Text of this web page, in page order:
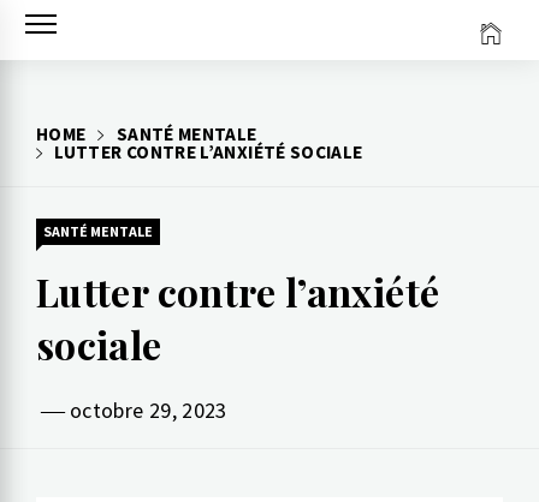
HOME
SANTÉ MENTALE
LUTTER CONTRE L’ANXIÉTÉ SOCIALE
SANTÉ MENTALE
Lutter contre l’anxiété
sociale
octobre 29, 2023